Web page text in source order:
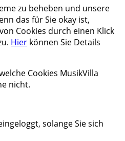
zu beheben und unsere
das für Sie okay ist,
Cookies durch einen Klick
Hier können Sie Details
Cookies MusikVilla
nicht.
solange Sie sich